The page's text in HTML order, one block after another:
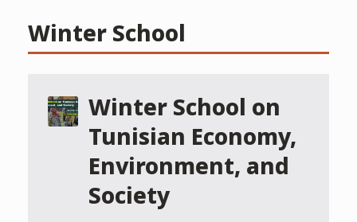
Winter School
Winter School on
Tunisian Economy,
Environment, and
Society